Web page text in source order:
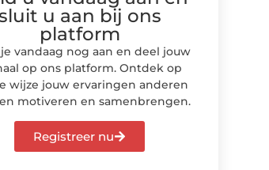
u aan bij ons
platform
vandaag nog aan en deel jouw
op ons platform. Ontdek op
wijze jouw ervaringen anderen
motiveren en samenbrengen.
Registreer nu